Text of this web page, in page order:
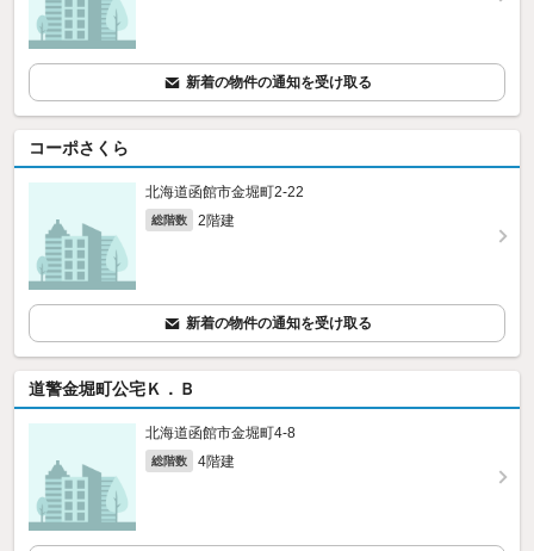
新着の物件の通知を受け取る
コーポさくら
北海道函館市金堀町2-22
総階数 2階建
新着の物件の通知を受け取る
道警金堀町公宅Ｋ．Ｂ
北海道函館市金堀町4-8
総階数 4階建